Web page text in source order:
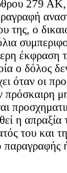
279 ΑΚ,
της, ο
έκφραση
ο δόλος
όταν οι
πρόσκαιρη
η απραξία
του και
παραγραφής